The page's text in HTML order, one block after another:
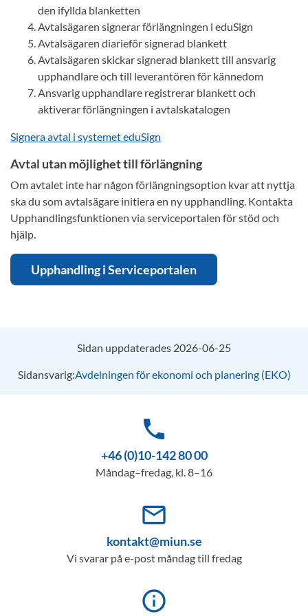
den ifyllda blanketten
Avtalsägaren signerar förlängningen i eduSign
Avtalsägaren diarieför signerad blankett
Avtalsägaren skickar signerad blankett till ansvarig
upphandlare och till leverantören för kännedom
Ansvarig upphandlare registrerar blankett och
aktiverar förlängningen i avtalskatalogen
Signera avtal i systemet eduSign
Avtal utan möjlighet till förlängning
Om avtalet inte har någon förlängningsoption kvar att nyttja
ska du som avtalsägare initiera en ny upphandling. Kontakta
Upphandlingsfunktionen via serviceportalen för stöd och
hjälp.
Upphandling i Serviceportalen
Sidan uppdaterades 2026-06-25
Sidansvarig:Avdelningen för ekonomi och planering (EKO)
phone
+46 (0)10-142 80 00
Måndag–fredag, kl. 8–16
mail_outline
kontakt@miun.se
Vi svarar på e-post måndag till fredag
info_outline